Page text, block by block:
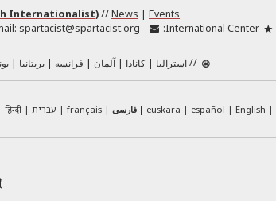
Internationalist)//News | Events
spartacist@spartacist.org
//استرالیا کانادا آلمان فرانسه بریتانیا
English
español
euskara فارسی français עברית हिन्दी